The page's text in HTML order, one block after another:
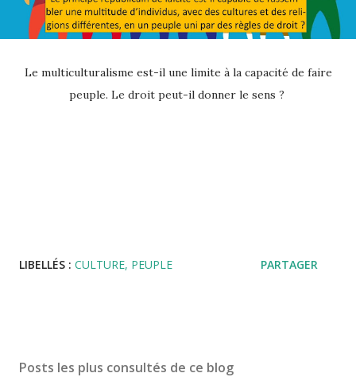
Le multiculturalisme est-il une limite à la capacité de faire
peuple. Le droit peut-il donner le sens ?
LIBELLÉS : CULTURE PEUPLE PARTAGER
Posts les plus consultés de ce blog